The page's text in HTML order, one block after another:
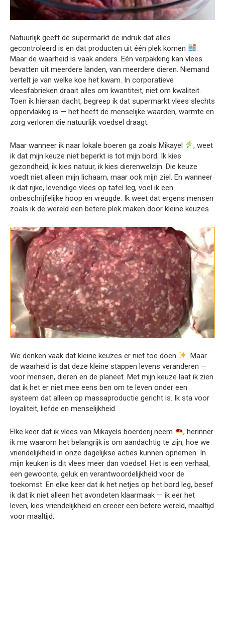
Natuurlijk geeft de supermarkt de indruk dat alles
gecontroleerd is en dat producten uit één plek komen
.
Maar de waarheid is vaak anders. Eén verpakking kan vlees
bevatten uit meerdere landen, van meerdere dieren. Niemand
vertelt je van welke koe het kwam. In corporatieve
vleesfabrieken draait alles om kwantiteit, niet om kwaliteit.
Toen ik hieraan dacht, begreep ik dat supermarkt vlees slechts
oppervlakkig is — het heeft de menselijke waarden, warmte en
zorg verloren die natuurlijk voedsel draagt.
Maar wanneer ik naar lokale boeren ga zoals Mikayel
, weet
ik dat mijn keuze niet beperkt is tot mijn bord. Ik kies
gezondheid, ik kies natuur, ik kies dierenwelzijn. Die keuze
voedt niet alleen mijn lichaam, maar ook mijn ziel. En wanneer
ik dat rijke, levendige vlees op tafel leg, voel ik een
onbeschrijfelijke hoop en vreugde. Ik weet dat ergens mensen
zoals ik de wereld een betere plek maken door kleine keuzes.
We denken vaak dat kleine keuzes er niet toe doen
. Maar
de waarheid is dat deze kleine stappen levens veranderen —
voor mensen, dieren en de planeet. Met mijn keuze laat ik zien
dat ik het er niet mee eens ben om te leven onder een
systeem dat alleen op massaproductie gericht is. Ik sta voor
loyaliteit, liefde en menselijkheid.
Elke keer dat ik vlees van Mikayels boerderij neem
, herinner
ik me waarom het belangrijk is om aandachtig te zijn, hoe we
vriendelijkheid in onze dagelijkse acties kunnen opnemen. In
mijn keuken is dit vlees meer dan voedsel. Het is een verhaal,
een gewoonte, geluk en verantwoordelijkheid voor de
toekomst. En elke keer dat ik het netjes op het bord leg, besef
ik dat ik niet alleen het avondeten klaarmaak — ik eer het
leven, kies vriendelijkheid en creëer een betere wereld, maaltijd
voor maaltijd.